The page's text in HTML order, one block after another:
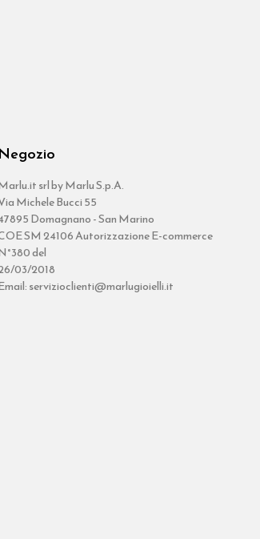
Negozio
srl by Marlu S.p.A.
Michele Bucci 55
Domagnano - San Marino
SM 24106 Autorizzazione E-commerce
del
03/2018
servizioclienti@marlugioielli.it